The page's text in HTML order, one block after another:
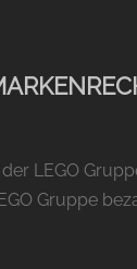
LEGO
Gruppe